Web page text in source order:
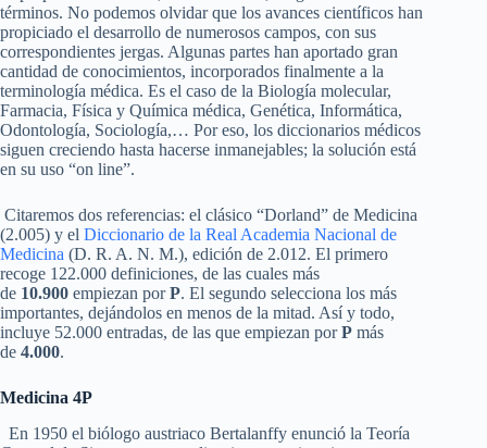
términos. No podemos olvidar que los avances científicos han
propiciado el desarrollo de numerosos campos, con sus
correspondientes jergas. Algunas partes han aportado gran
cantidad de conocimientos, incorporados finalmente a la
terminología médica. Es el caso de la Biología molecular,
Farmacia, Física y Química médica, Genética, Informática,
Odontología, Sociología,… Por eso, los diccionarios médicos
siguen creciendo hasta hacerse inmanejables; la solución está
en su uso “on line”.
Citaremos dos referencias: el clásico “Dorland” de Medicina
(2.005) y el Diccionario de la Real Academia Nacional de
Medicina (D. R. A. N. M.), edición de 2.012. El primero
recoge 122.000 definiciones, de las cuales más
de 10.900 empiezan porP. El segundo selecciona los más
importantes, dejándolos en menos de la mitad. Así y todo,
incluye 52.000 entradas, de las que empiezan porP más
de 4.000.
Medicina 4P
En 1950 el biólogo austriaco Bertalanffy enunció la Teoría